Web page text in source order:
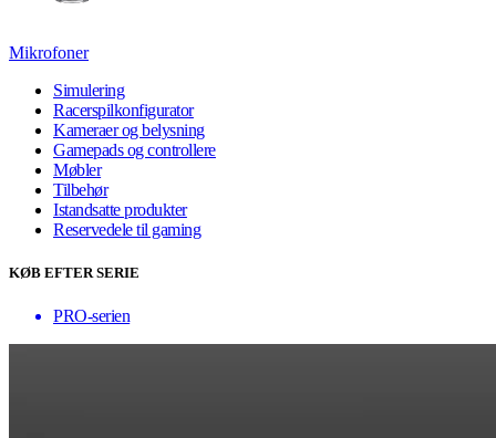
Mikrofoner
Simulering
Racerspilkonfigurator
Kameraer og belysning
Gamepads og controllere
Møbler
Tilbehør
Istandsatte produkter
Reservedele til gaming
KØB EFTER SERIE
PRO-serien